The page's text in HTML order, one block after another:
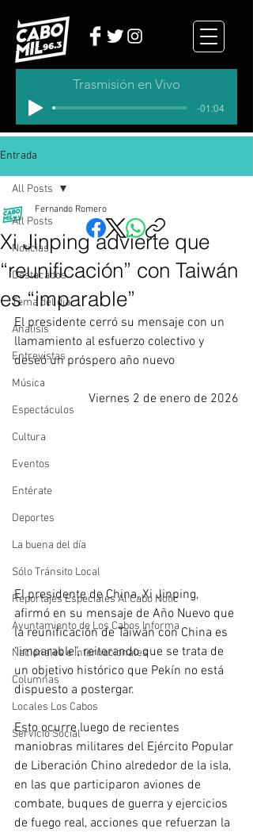
Trasmisión en Vivo
-01:04
Entrada
All Posts
Noticias
Destacados
Tema del dia
Analisis
Entrevistas
Música
Espectáculos
Cultura
Eventos
Entérate
Deportes
La buena del día
Sólo Tránsito Local
Reportajes Especiales Al Cabo Notic
Ayuntamiento de Los Cabos Informa
Nacionales e Internacionales
Columnas
Locales Los Cabos
Servicio Social
All Posts
Xi Jinping advierte que
“reunificación” con Taiwán
es “imparable”
Fernando Romero
El presidente cerró su mensaje con un
llamamiento al esfuerzo colectivo y
deseó un próspero año nuevo
Viernes 2 de enero de 2026
El presidente de China, Xi Jinping,
afirmó en su mensaje de Año Nuevo que
la reunificación de Taiwán con China es
“imparable”, reiterando que se trata de
un objetivo histórico que Pekín no está
dispuesto a postergar.
Esto ocurre luego de recientes
maniobras militares del Ejército Popular
de Liberación Chino alrededor de la isla,
en las que participaron aviones de
combate, buques de guerra y ejercicios
de fuego real, acciones que refuerzan la